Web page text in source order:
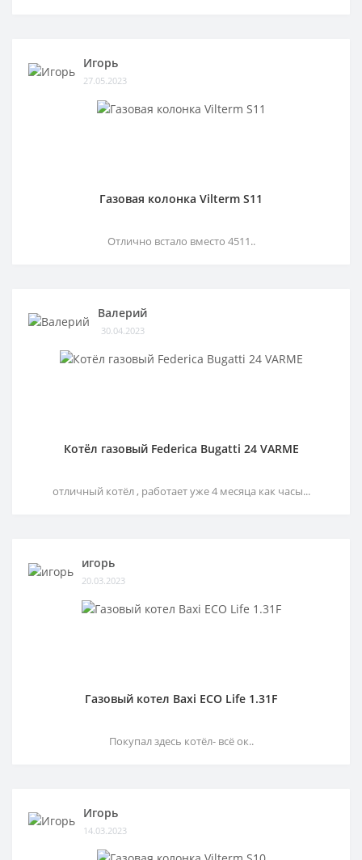
Игорь
27.05.2023
Газовая колонка Vilterm S11
Отлично встало вместо 4511..
Валерий
30.04.2023
Котёл газовый Federica Bugatti 24 VARME
отличный котёл , работает уже 4 месяца как часы...
игорь
20.03.2023
Газовый котел Baxi ECO Life 1.31F
Покупал здесь котёл- всё ок..
Игорь
14.03.2023